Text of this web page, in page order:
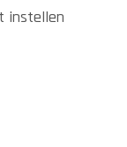
instellen